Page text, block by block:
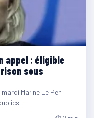
appel : éligible
sous
Marine Le Pen